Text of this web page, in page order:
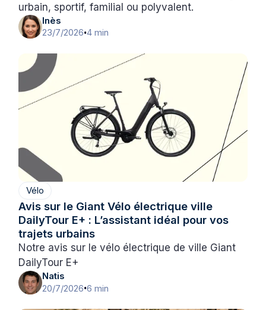
urbain, sportif, familial ou polyvalent.
Inès
23/7/2026•4 min
Vélo
Avis sur le Giant Vélo électrique ville
DailyTour E+ : L’assistant idéal pour vos
trajets urbains
Notre avis sur le vélo électrique de ville Giant
DailyTour E+
Natis
20/7/2026•6 min